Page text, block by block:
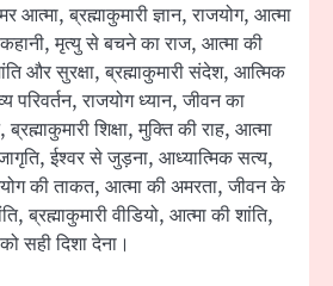
ब्रह्माकुमारी ज्ञान, राजयोग, आत्मा
मृत्यु से बचने का राज, आत्मा की
और सुरक्षा, ब्रह्माकुमारी संदेश, आत्मिक
परिवर्तन, राजयोग ध्यान, जीवन का
शिक्षा, मुक्ति की राह, आत्मा
ईश्वर से जुड़ना, आध्यात्मिक सत्य,
की ताकत, आत्मा की अमरता, जीवन के
ब्रह्माकुमारी वीडियो, आत्मा की शांति,
सही दिशा देना।